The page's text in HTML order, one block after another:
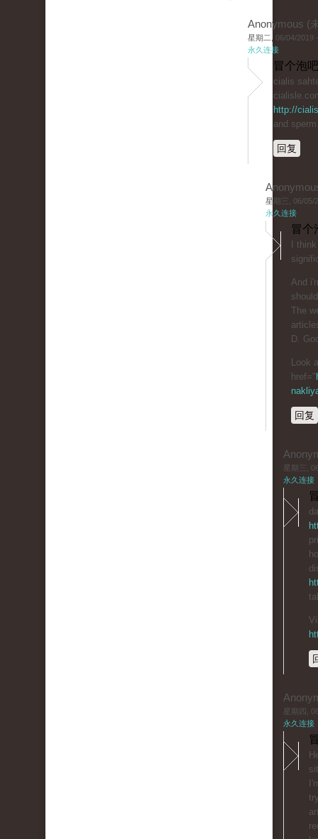
Anonymous (
星期二, 06/04/2019
永久连接
冒个泡
cialis
http://
and
回复
星期三, 06/05/
永久连接
冒个
I
And
The
D.
Look
href="
回复
星期三,
永久连接
星期四,
永久连接